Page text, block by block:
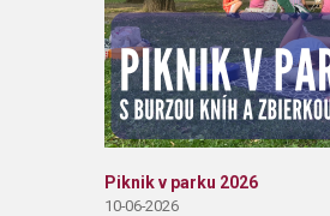
Piknik v parku 2026
10-06-2026